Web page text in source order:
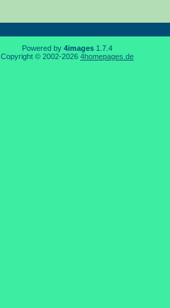
Powered by 4images 1.7.4
Copyright © 2002-2026 4homepages.de